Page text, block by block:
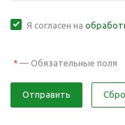
Я согласен на
* — Обязательные поля
Отправить